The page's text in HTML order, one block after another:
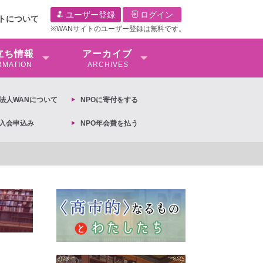
について ユーザー登録 ログイン
※WANサイトのユーザー登録は無料です。
ち情報 アーカイブ
ARCHIVES
⼈WANについて NPOに寄付をする
会申込み NPO年会費を払う